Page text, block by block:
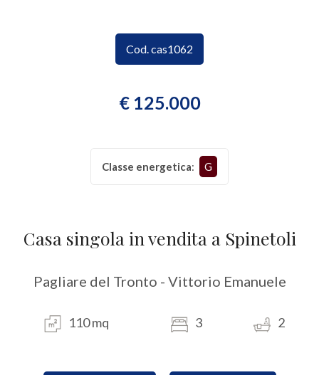
Cod. cas1062
€ 125.000
Classe energetica: G
Casa singola in vendita a Spinetoli
Pagliare del Tronto - Vittorio Emanuele
110 mq 3 2
multiscelta
Residenziali